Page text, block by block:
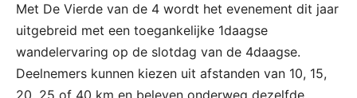
Met De Vierde van de 4 wordt het evenement dit jaar
uitgebreid met een toegankelijke 1daagse
wandelervaring op de slotdag van de 4daagse.
Deelnemers kunnen kiezen uit afstanden van 10, 15,